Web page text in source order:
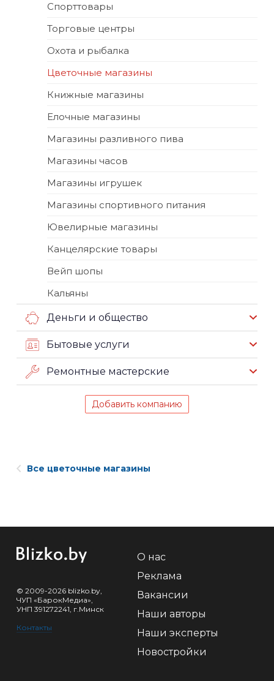
Спорттовары
Торговые центры
Охота и рыбалка
Цветочные магазины
Книжные магазины
Елочные магазины
Магазины разливного пива
Магазины часов
Магазины игрушек
Магазины спортивного питания
Ювелирные магазины
Канцелярские товары
Вейп шопы
Кальяны
Деньги и общество
Бытовые услуги
Ремонтные мастерские
Добавить компанию
Все цветочные магазины
© 2009-2026 blizko.by,
ЧУП «БарокМедиа»,
УНП 391272241, г.Минск
Контакты
О нас
Реклама
Вакансии
Наши авторы
Наши эксперты
Новостройки